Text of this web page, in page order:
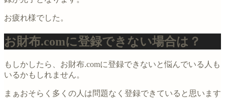
お疲れ様でした。
お財布.comに登録できない場合は？
もしかしたら、お財布.comに登録できないと悩んでいる人も
いるかもしれません。
まぁおそらく多くの人は問題なく登録できていると思います